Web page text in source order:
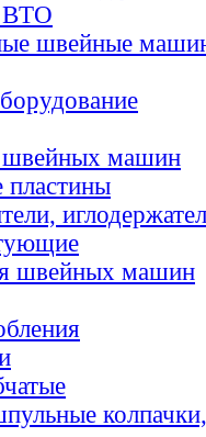
ВТО
швейные
швейных машин
пластины
швейных машин